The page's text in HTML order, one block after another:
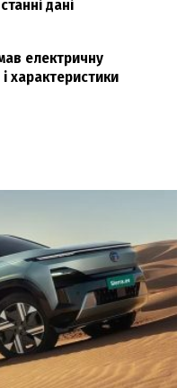
дані
електричну
характеристики